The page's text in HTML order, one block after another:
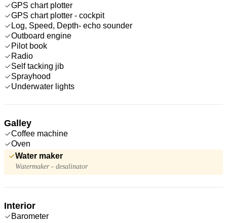
GPS chart plotter
GPS chart plotter - cockpit
Log, Speed, Depth- echo sounder
Outboard engine
Pilot book
Radio
Self tacking jib
Sprayhood
Underwater lights
Galley
Coffee machine
Oven
Water maker
Watermaker - desalinator
Interior
Barometer